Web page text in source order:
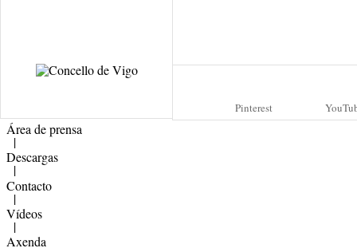
Pinterest
Área de prensa
|
Descargas
|
Contacto
|
Vídeos
|
Axenda